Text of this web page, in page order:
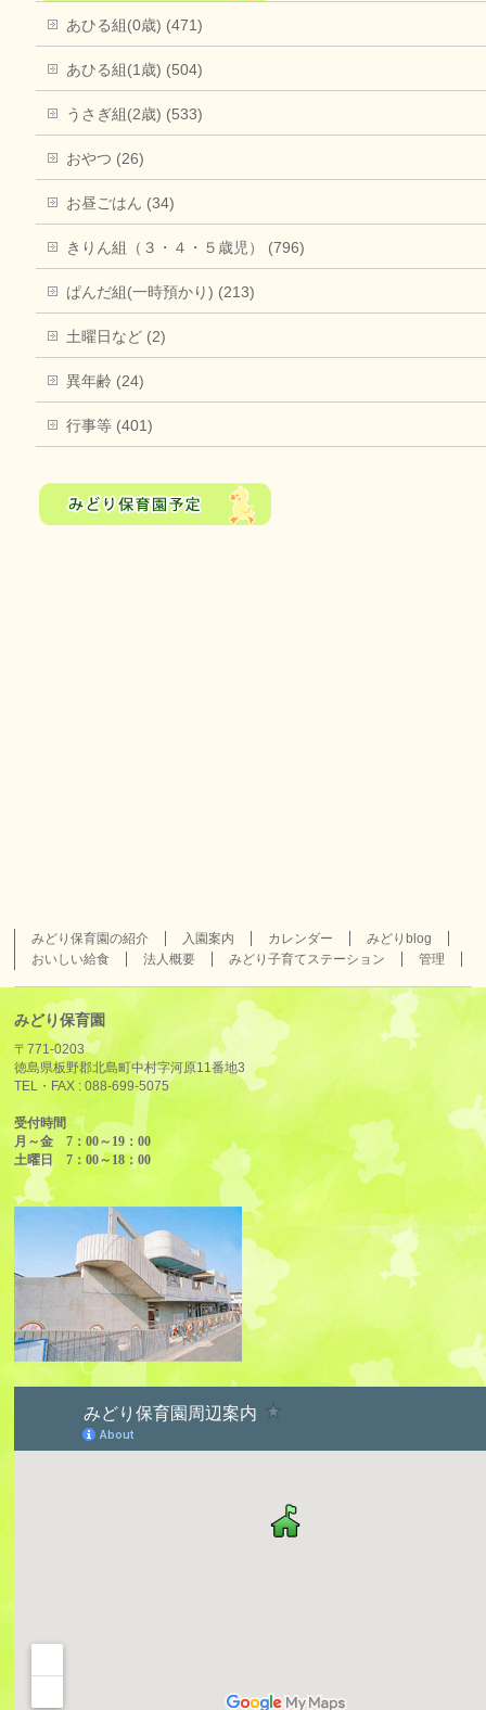
あひる組(0歳) (471)
あひる組(1歳) (504)
うさぎ組(2歳) (533)
おやつ (26)
お昼ごはん (34)
きりん組（３・４・５歳児） (796)
ぱんだ組(一時預かり) (213)
土曜日など (2)
異年齢 (24)
行事等 (401)
みどり保育園の紹介 入園案内 カレンダー
みどりblog
おいしい給食
法人概要 みどり子育てステーション 管理
みどり保育園
〒771-0203
徳島県板野郡北島町中村字河原11番地3
TEL・FAX :088-699-5075
受付時間
月～金 7：00～19：00
土曜日 7：00～18：00